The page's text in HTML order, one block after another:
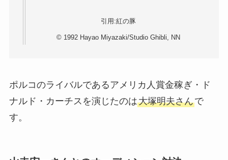
引用:紅の豚
© 1992 Hayao Miyazaki/Studio Ghibli, NN
ポルコのライバルであるアメリカ人賞金稼ぎ・ド
ナルド・カーチスを演じたのは大塚明夫さんで
す。